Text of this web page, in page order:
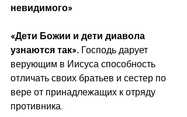
невидимого»
«Дети Божии и дети диавола
узнаются так». Господь дарует
верующим в Иисуса способность
отличать своих братьев и сестер по
вере от принадлежащих к отряду
противника.